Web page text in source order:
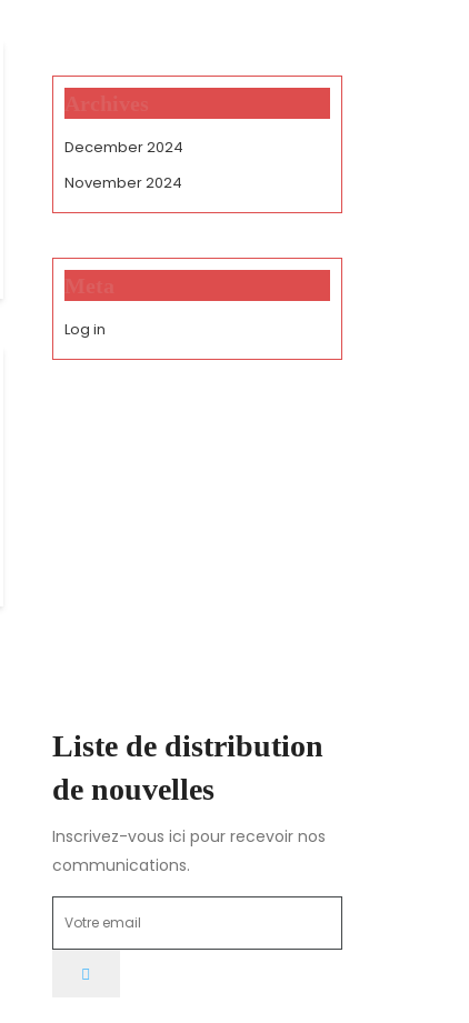
December 2024
November 2024
Log in
Liste de distribution
de nouvelles
Inscrivez-vous ici pour recevoir nos
communications.